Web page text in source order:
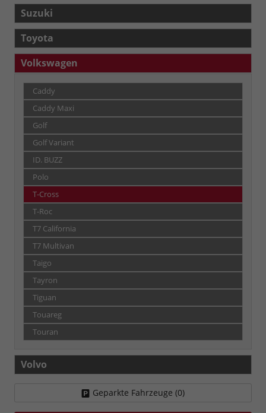
Suzuki
Toyota
Volkswagen
Caddy
Caddy Maxi
Golf
Golf Variant
ID. BUZZ
Polo
T-Cross
T-Roc
T7 California
T7 Multivan
Taigo
Tayron
Tiguan
Touareg
Touran
Volvo
Geparkte Fahrzeuge (0)